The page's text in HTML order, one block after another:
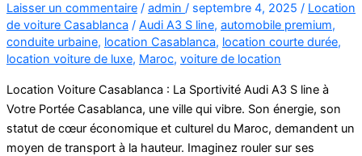
Laisser un commentaire / admin / septembre 4, 2025 / Location
de voiture Casablanca / Audi A3 S line, automobile premium,
conduite urbaine, location Casablanca, location courte durée,
location voiture de luxe, Maroc, voiture de location
Location Voiture Casablanca : La Sportivité Audi A3 S line à
Votre Portée Casablanca, une ville qui vibre. Son énergie, son
statut de cœur économique et culturel du Maroc, demandent un
moyen de transport à la hauteur. Imaginez rouler sur ses